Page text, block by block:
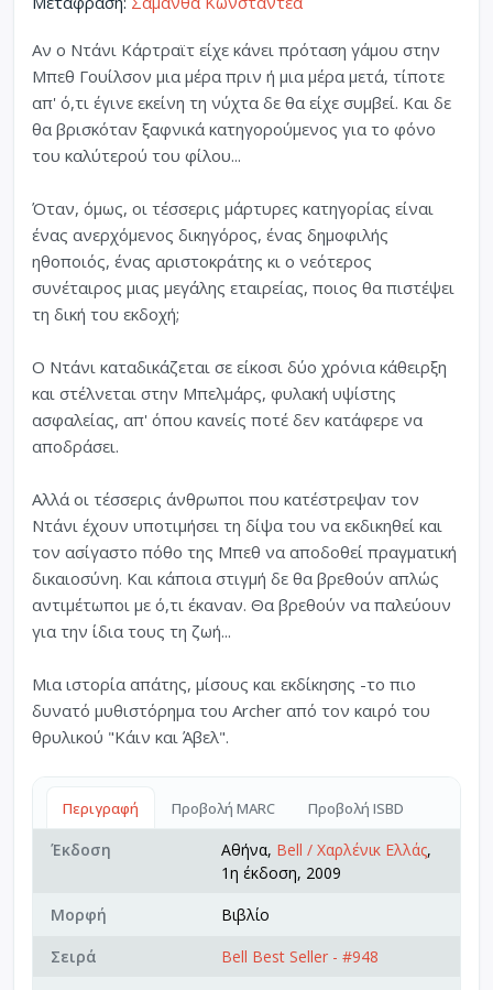
Αν ο Ντάνι Κάρτραϊτ είχε κάνει πρόταση γάμου στην
Μπεθ Γουίλσον μια μέρα πριν ή μια μέρα μετά, τίποτε
απ' ό,τι έγινε εκείνη τη νύχτα δε θα είχε συμβεί. Και δε
θα βρισκόταν ξαφνικά κατηγορούμενος για το φόνο
του καλύτερού του φίλου...
Όταν, όμως, οι τέσσερις μάρτυρες κατηγορίας είναι
ένας ανερχόμενος δικηγόρος, ένας δημοφιλής
ηθοποιός, ένας αριστοκράτης κι ο νεότερος
συνέταιρος μιας μεγάλης εταιρείας, ποιος θα πιστέψει
τη δική του εκδοχή;
Ο Ντάνι καταδικάζεται σε είκοσι δύο χρόνια κάθειρξη
και στέλνεται στην Μπελμάρς, φυλακή υψίστης
ασφαλείας, απ' όπου κανείς ποτέ δεν κατάφερε να
αποδράσει.
Αλλά οι τέσσερις άνθρωποι που κατέστρεψαν τον
Ντάνι έχουν υποτιμήσει τη δίψα του να εκδικηθεί και
τον ασίγαστο πόθο της Μπεθ να αποδοθεί πραγματική
δικαιοσύνη. Και κάποια στιγμή δε θα βρεθούν απλώς
αντιμέτωποι με ό,τι έκαναν. Θα βρεθούν να παλεύουν
για την ίδια τους τη ζωή...
Μια ιστορία απάτης, μίσους και εκδίκησης -το πιο
δυνατό μυθιστόρημα του Archer από τον καιρό του
θρυλικού "Κάιν και Άβελ".
Περιγραφή Προβολή MARC Προβολή ISBD
Έκδοση Αθήνα, Bell / Χαρλένικ Ελλάς,
1η έκδοση, 2009
Μορφή
Βιβλίο
Σειρά
Bell Best Seller - #948